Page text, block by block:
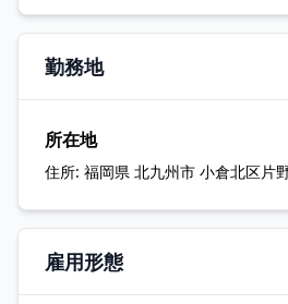
勤務地
所在地
住所: 福岡県 北九州市 小倉北区片
雇用形態